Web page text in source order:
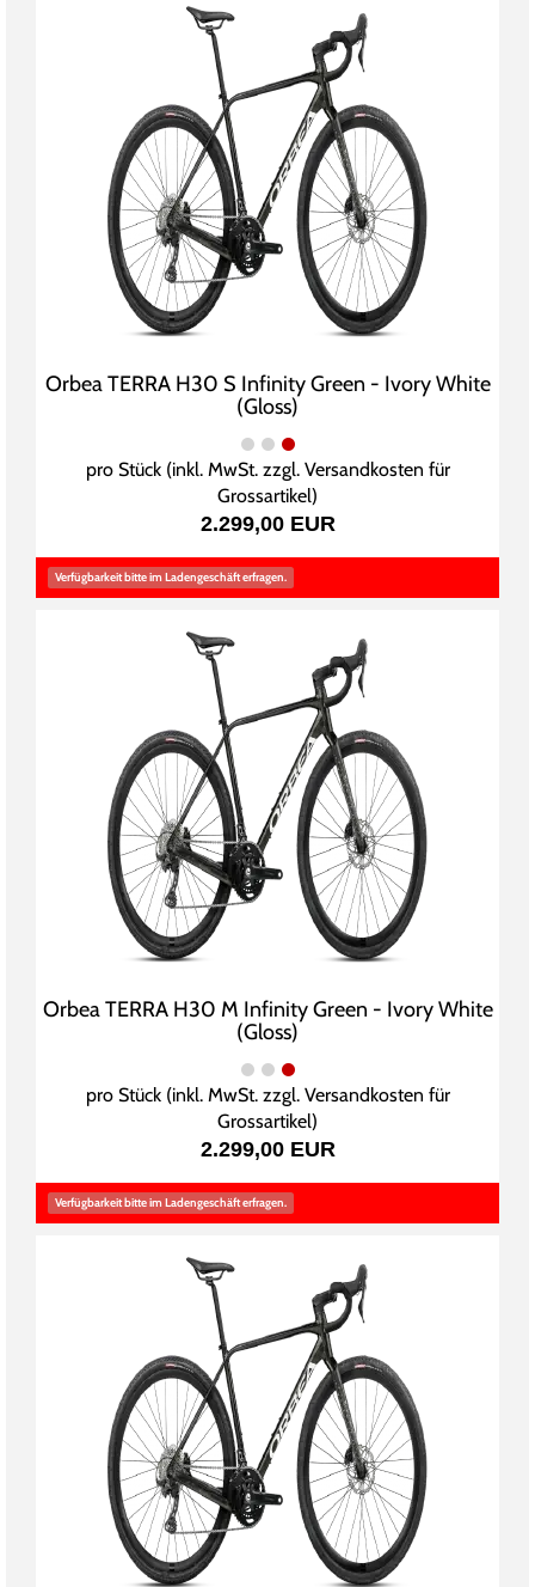
Orbea TERRA H30 S Infinity Green - Ivory White
(Gloss)
pro Stück (inkl. MwSt. zzgl. Versandkosten für
Grossartikel)
2.299,00 EUR
Verfügbarkeit bitte im Ladengeschäft erfragen.
Orbea TERRA H30 M Infinity Green - Ivory White
(Gloss)
pro Stück (inkl. MwSt. zzgl. Versandkosten für
Grossartikel)
2.299,00 EUR
Verfügbarkeit bitte im Ladengeschäft erfragen.